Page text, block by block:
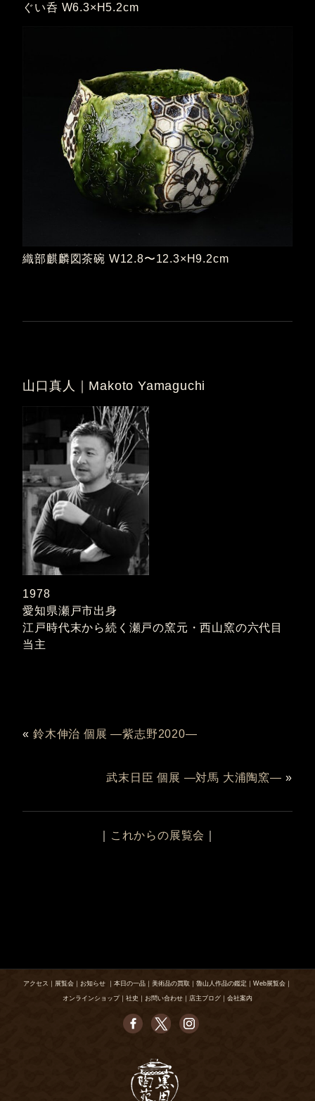
ぐい呑 W6.3×H5.2cm
織部麒麟図茶碗 W12.8〜12.3×H9.2cm
山口真人｜Makoto Yamaguchi
1978
愛知県瀬戸市出身
江戸時代末から続く瀬戸の窯元・西山窯の六代目
当主
«鈴木伸治 個展 ―紫志野2020―
武末日臣 個展 ―対馬 大浦陶窯― »
これからの展覧会
アクセス ｜ 展覧会 ｜ お知らせ ｜ 本日の一品 ｜ 美術品の買取 ｜ 魯山人作品の鑑定 ｜ Web展覧会 ｜
オンラインショップ｜ 社史 ｜ お問い合わせ ｜ 店主ブログ ｜ 会社案内